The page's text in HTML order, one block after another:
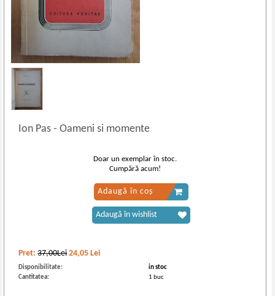
Ion Pas- Oameni si momente
Pret:37,00Lei 24,05 Lei
Disponibilitate:
in stoc
Cantitatea:
1 buc
Doar un exemplar în stoc.
Cumpără acum!
Adaugă în coș
Adaugă în wishlist